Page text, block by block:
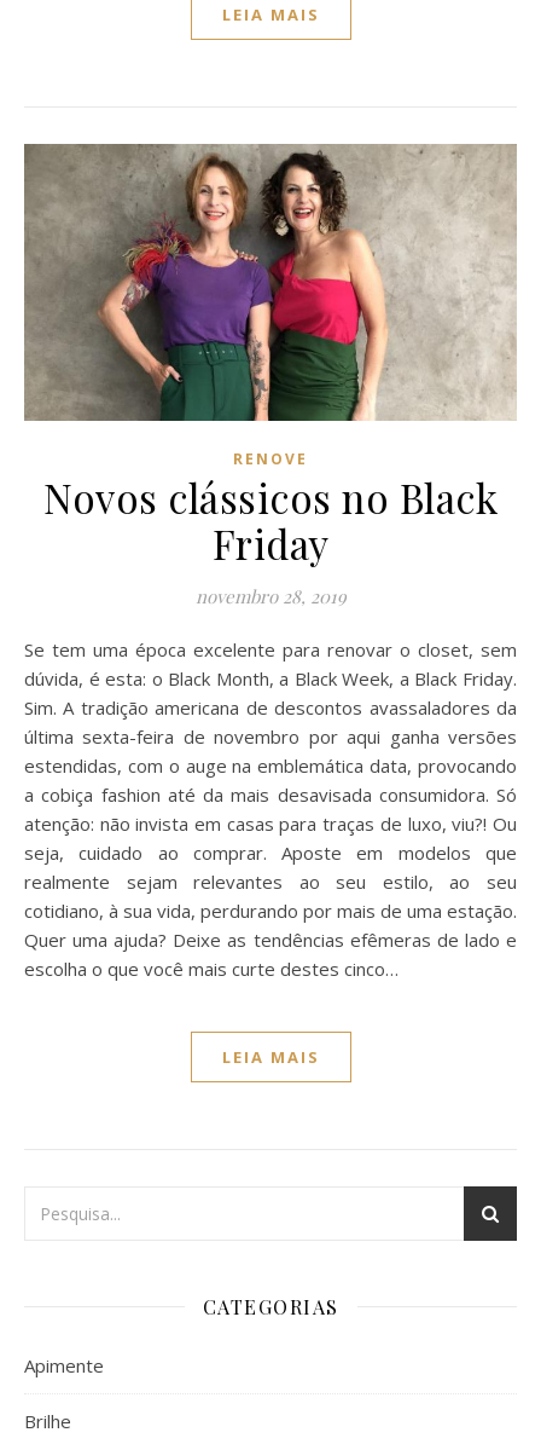
LEIA MAIS
RENOVE
Novos clássicos no Black
Friday
novembro 28, 2019
Se tem uma época excelente para renovar o closet, sem
dúvida, é esta: o Black Month, a Black Week, a Black Friday.
Sim. A tradição americana de descontos avassaladores da
última sexta-feira de novembro por aqui ganha versões
estendidas, com o auge na emblemática data, provocando
a cobiça fashion até da mais desavisada consumidora. Só
atenção: não invista em casas para traças de luxo, viu?! Ou
seja, cuidado ao comprar. Aposte em modelos que
realmente sejam relevantes ao seu estilo, ao seu
cotidiano, à sua vida, perdurando por mais de uma estação.
Quer uma ajuda? Deixe as tendências efêmeras de lado e
escolha o que você mais curte destes cinco…
LEIA MAIS
CATEGORIAS
Apimente
Brilhe